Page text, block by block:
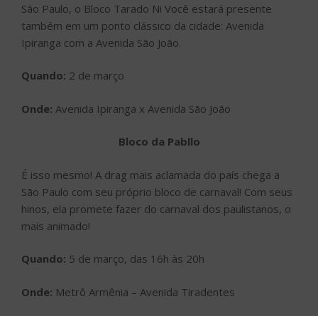
São Paulo, o Bloco Tarado Ni Você estará presente
também em um ponto clássico da cidade: Avenida
Ipiranga com a Avenida São João.
Quando: 2 de março
Onde: Avenida Ipiranga x Avenida São João
Bloco da Pabllo
É isso mesmo! A drag mais aclamada do país chega a
São Paulo com seu próprio bloco de carnaval! Com seus
hinos, ela promete fazer do carnaval dos paulistanos, o
mais animado!
Quando: 5 de março, das 16h às 20h
Onde: Metrô Armênia – Avenida Tiradentes